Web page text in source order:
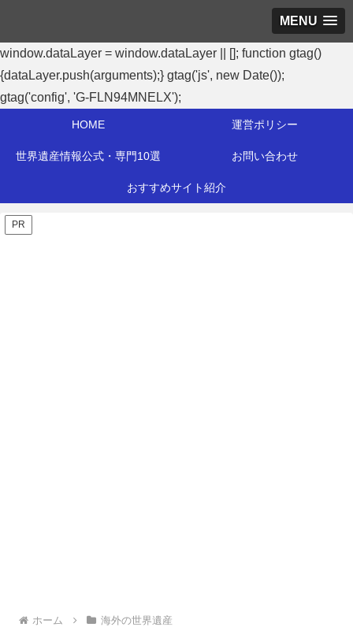
MENU
window.dataLayer = window.dataLayer || []; function gtag()
{dataLayer.push(arguments);} gtag('js', new Date());
gtag('config', 'G-FLN94MNELX');
HOME 運営ポリシー
世界遺産情報公式・専門10選 お問い合わせ
おすすめサイト紹介
PR
ホーム 海外の世界遺産